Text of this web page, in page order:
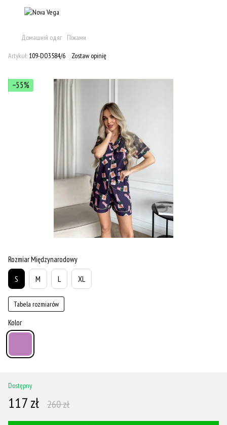
Домашній одяг
Піжами
Artykuł: 109-DO3584/6 Zostaw opinię
−55%
Rozmiar Międzynarodowy
S M L XL
Tabela rozmiarów
Kolor
Dostępny
117 zł 260 zł